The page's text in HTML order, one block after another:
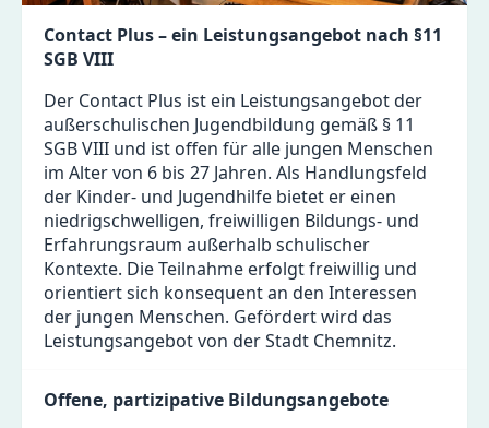
Contact Plus – ein Leistungsangebot nach §11
SGB VIII
Der Contact Plus ist ein Leistungsangebot der
außerschulischen Jugendbildung gemäß § 11
SGB VIII und ist offen für alle jungen Menschen
im Alter von 6 bis 27 Jahren. Als Handlungsfeld
der Kinder- und Jugendhilfe bietet er einen
niedrigschwelligen, freiwilligen Bildungs- und
Erfahrungsraum außerhalb schulischer
Kontexte. Die Teilnahme erfolgt freiwillig und
orientiert sich konsequent an den Interessen
der jungen Menschen. Gefördert wird das
Leistungsangebot von der Stadt Chemnitz.
Offene, partizipative Bildungsangebote